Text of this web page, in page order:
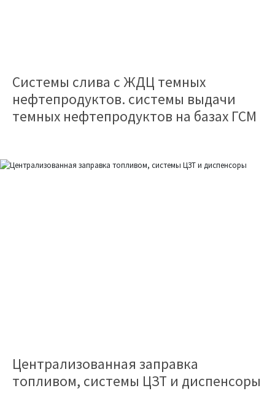
Системы слива с ЖДЦ темных
нефтепродуктов. системы выдачи
темных нефтепродуктов на базах ГСМ
Централизованная заправка
топливом, системы ЦЗТ и диспенсоры